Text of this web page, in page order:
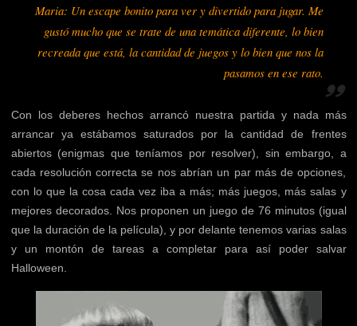
Maria: Un escape bonito para ver y divertido para jugar. Me
gustó mucho que se trate de una temática diferente, lo bien
recreada que está, la cantidad de juegos y lo bien que nos la
pasamos en ese rato.
Con los deberes hechos arrancó nuestra partida y nada más
arrancar ya estábamos saturados por la cantidad de frentes
abiertos (enigmas que teníamos por resolver), sin embargo, a
cada resolución correcta se nos abrían un par más de opciones,
con lo que la cosa cada vez iba a más; más juegos, más salas y
mejores decorados. Nos proponen un juego de 76 minutos (igual
que la duración de la película), y por delante tenemos varias salas
y un montón de tareas a completar para así poder salvar
Halloween.